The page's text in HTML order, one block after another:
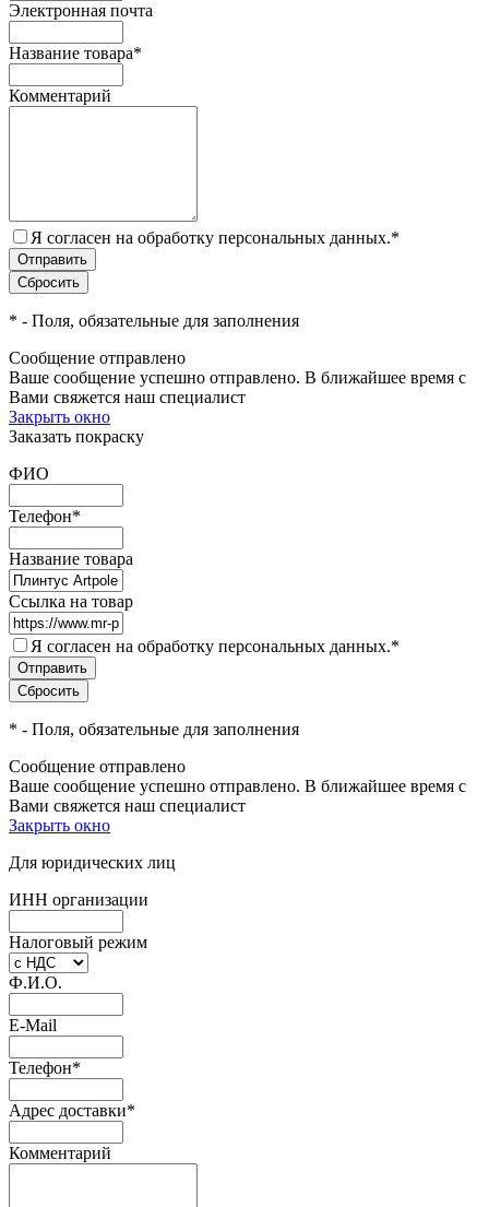
Электронная почта
Название товара*
Комментарий
Я согласен на обработку персональных данных.*
* - Поля, обязательные для заполнения
Сообщение отправлено
Ваше сообщение успешно отправлено. В ближайшее время с
Вами свяжется наш специалист
Закрыть окно
Заказать покраску
ФИО
Телефон*
Название товара
Ссылка на товар
Я согласен на обработку персональных данных.*
* - Поля, обязательные для заполнения
Сообщение отправлено
Ваше сообщение успешно отправлено. В ближайшее время с
Вами свяжется наш специалист
Закрыть окно
Для юридических лиц
ИНН организации
Налоговый режим
Ф.И.О.
E-Mail
Телефон*
Адрес доставки*
Комментарий